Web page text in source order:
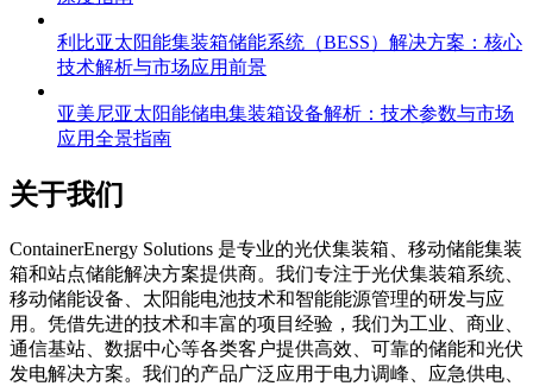
利比亚太阳能集装箱储能系统（BESS）解决方案：核心
技术解析与市场应用前景
亚美尼亚太阳能储电集装箱设备解析：技术参数与市场
应用全景指南
关于我们
ContainerEnergy Solutions 是专业的光伏集装箱、移动储能集装
箱和站点储能解决方案提供商。我们专注于光伏集装箱系统、
移动储能设备、太阳能电池技术和智能能源管理的研发与应
用。凭借先进的技术和丰富的项目经验，我们为工业、商业、
通信基站、数据中心等各类客户提供高效、可靠的储能和光伏
发电解决方案。我们的产品广泛应用于电力调峰、应急供电、